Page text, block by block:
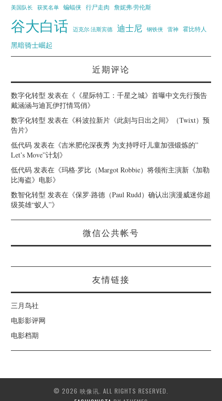
美国队长
获奖名单 蝙蝠侠 行尸走肉 詹妮弗·劳伦斯
谷大白话 迈克尔·法斯宾德 迪士尼 钢铁侠 雷神 霍比特人
黑暗骑士崛起
近期评论
数字化转型 发表在《 《星际特工：千星之城》首曝中文先行预告
戴涵涵与迪瓦伊打情骂俏》
数字化转型 发表在《科波拉新片《此刻与日出之间》（Twixt）预
告片》
低代码 发表在《吉米肥伦深夜秀 为支持呼吁儿童加强锻炼的”
Let’s Move”计划》
低代码 发表在《玛格·罗比（Margot Robbie）将领衔主演新《加勒
比海盗》电影》
数智化转型 发表在《保罗·路德（Paul Rudd）确认出演漫威迷你超
级英雄“蚁人”》
微信公共帐号
友情链接
三月鸟社
电影影评网
电影档期
© 2026 映像讯. ALL RIGHTS RESERVED.